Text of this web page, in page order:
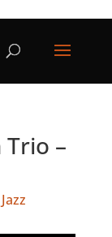
–
Jazz